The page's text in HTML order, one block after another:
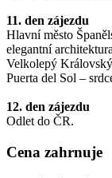
11. den zájezdu
Hlavní město
elegantní
Velkolepý
Puerta del Sol –
12. den zájezdu
Odlet do ČR.
Cena zahrnuje